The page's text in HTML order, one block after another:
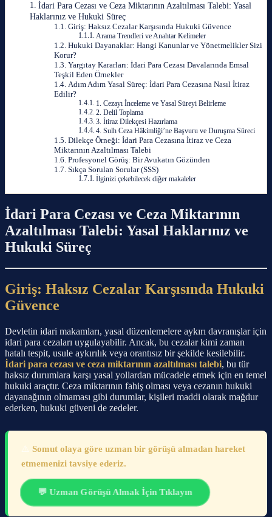
İdari Para Cezası ve Ceza Miktarının Azaltılması Talebi: Yasal
Haklarınız ve Hukuki Süreç
Giriş: Haksız Cezalar Karşısında Hukuki Güvence
Arama Trendleri ve Anahtar Kelimeler
Hukuki Dayanaklar: Hangi Kanunlar ve Yönetmelikler Sizi
Korur?
Yargıtay Kararları: İdari Para Cezası Davalarında Emsal
Teşkil Eden Örnekler
Adım Adım Yasal Süreç: İdari Para Cezasına Nasıl İtiraz
Edilir?
1. Cezayı İnceleme ve Yasal Süreyi Belirleme
2. Delil Toplama
3. İtiraz Dilekçesi Hazırlama
4. Sulh Ceza Hâkimliği’ne Başvuru ve Duruşma Süreci
Dilekçe Örneği: İdari Para Cezasına İtiraz ve Ceza
Miktarının Azaltılması Talebi
Profesyonel Görüş: Bir Avukatın Gözünden
Sıkça Sorulan Sorular (SSS)
İlginizi çekebilecek diğer makaleler
İdari Para Cezası ve Ceza Miktarının
Azaltılması Talebi: Yasal Haklarınız ve
Hukuki Süreç
Giriş: Haksız Cezalar Karşısında Hukuki
Güvence
Devletin idari makamları, yasal düzenlemelere aykırı davranışlar için
idari para cezaları uygulayabilir. Ancak, bu cezalar kimi zaman
hatalı tespit, usule aykırılık veya orantısız bir şekilde kesilebilir.
İdari para cezası ve ceza miktarının azaltılması talebi, bu tür
haksız durumlara karşı yasal yollardan mücadele etmek için en temel
hukuki araçtır. Ceza miktarının fahiş olması veya cezanın hukuki
dayanağının olmaması gibi durumlar, kişileri maddi olarak mağdur
ederken, hukuki güveni de zedeler.
Somut olaya göre uzman bir görüşü almadan hareket
etmemenizi tavsiye ederiz.
💬 Uzman Görüşü Almak İçin Tıklayın